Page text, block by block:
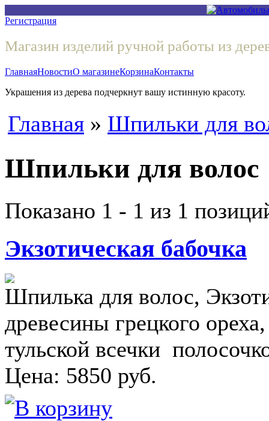
Регистрация
Магазин изделий ручной работы из
ГлавнаяНовостиО магазинеКорзинаКонтакты
Украшения из дерева подчеркнут вашу истинную красоту.
Главная » Шпильки для
Шпильки для волос
Показано 1 - 1 из 1
Экзотическая бабочка
Шпилька для волос,
древесины грецкого
тульской всечки
Цена: 5850 руб.